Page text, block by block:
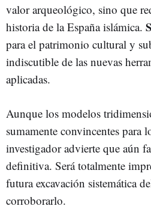
valor arqueológico, sino que
historia de la España islámica.
para el patrimonio cultural y
indiscutible de las nuevas
aplicadas.
Aunque los modelos
sumamente convincentes para
investigador advierte que aún
definitiva. Será totalmente
futura excavación sistemática
corroborarlo.